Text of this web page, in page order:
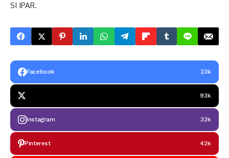
SI IPAR.
Facebook 23k
93k
Instagram 32k
Pinterest 42k